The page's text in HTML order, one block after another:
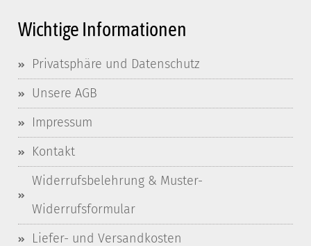
Wichtige Informationen
Privatsphäre und Datenschutz
Unsere AGB
Impressum
Kontakt
Widerrufsbelehrung & Muster-
Widerrufsformular
Liefer- und Versandkosten